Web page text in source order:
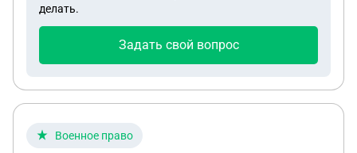
делать.
Задать свой вопрос
Военное право